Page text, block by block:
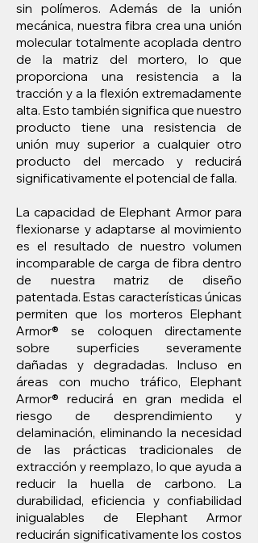
sin polímeros. Además de la unión
mecánica, nuestra fibra crea una unión
molecular totalmente acoplada dentro
de la matriz del mortero, lo que
proporciona una resistencia a la
tracción y a la flexión extremadamente
alta. Esto también significa que nuestro
producto tiene una resistencia de
unión muy superior a cualquier otro
producto del mercado y reducirá
significativamente el potencial de falla.
La capacidad de Elephant Armor para
flexionarse y adaptarse al movimiento
es el resultado de nuestro volumen
incomparable de carga de fibra dentro
de nuestra matriz de diseño
patentada. Estas características únicas
permiten que los morteros Elephant
Armor® se coloquen directamente
sobre superficies severamente
dañadas y degradadas. Incluso en
áreas con mucho tráfico, Elephant
Armor® reducirá en gran medida el
riesgo de desprendimiento y
delaminación, eliminando la necesidad
de las prácticas tradicionales de
extracción y reemplazo, lo que ayuda a
reducir la huella de carbono. La
durabilidad, eficiencia y confiabilidad
inigualables de Elephant Armor
reducirán significativamente los costos